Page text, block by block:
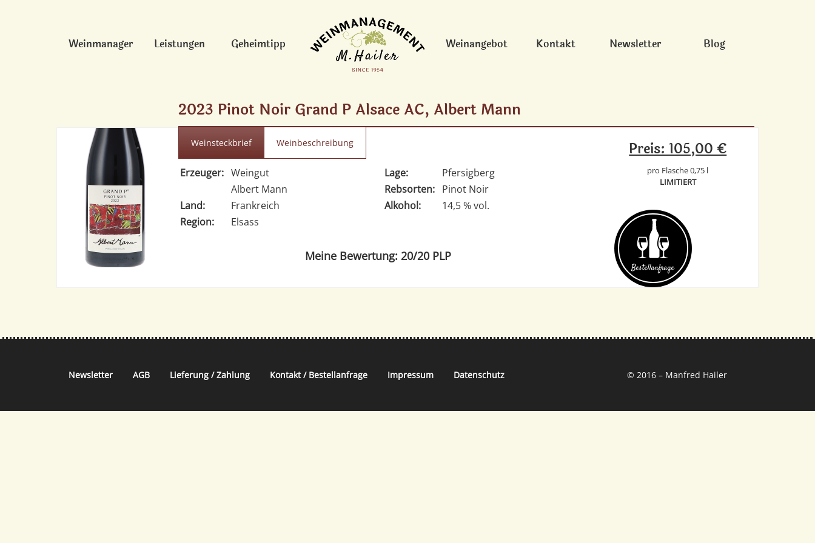
Weinmanager Leistungen Geheimtipp Weinangebot Kontakt Newsletter Blog
2023 Pinot Noir Grand P Alsace AC, Albert Mann
Weinsteckbrief Weinbeschreibung
Erzeuger: Weingut
Albert Mann
Land:
Frankreich
Region:
Elsass
Lage:
Pfersigberg
Rebsorten: Pinot Noir
Alkohol:
14,5 % vol.
Meine Bewertung: 20/20 PLP
Preis: 105,00 €
pro Flasche 0,75 l
LIMITIERT
Bestell­anfrage
Newsletter AGB Lieferung / Zahlung Kontakt / Bestellanfrage Impressum Datenschutz © 2016 – Manfred Hailer